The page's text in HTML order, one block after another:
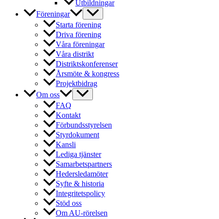
Utbildningar
Föreningar
Starta förening
Driva förening
Våra föreningar
Våra distrikt
Distriktskonferenser
Årsmöte & kongress
Projektbidrag
Om oss
FAQ
Kontakt
Förbundsstyrelsen
Styrdokument
Kansli
Lediga tjänster
Samarbetspartners
Hedersledamöter
Syfte & historia
Integritetspolicy
Stöd oss
Om AU-rörelsen